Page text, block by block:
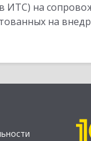
ИТС) на
на